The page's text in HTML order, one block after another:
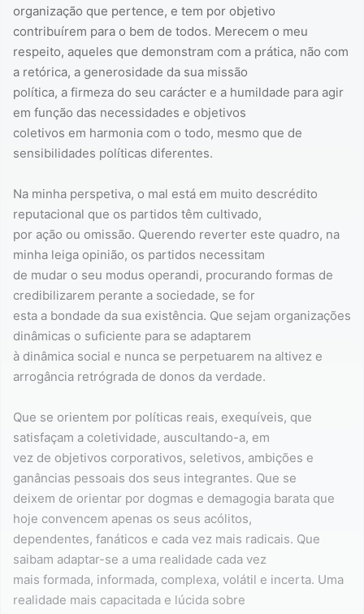
organização que pertence, e tem por objetivo
contribuírem para o bem de todos. Merecem o meu
respeito, aqueles que demonstram com a prática, não com
a retórica, a generosidade da sua missão
política, a firmeza do seu carácter e a humildade para agir
em função das necessidades e objetivos
coletivos em harmonia com o todo, mesmo que de
sensibilidades políticas diferentes.
Na minha perspetiva, o mal está em muito descrédito
reputacional que os partidos têm cultivado,
por ação ou omissão. Querendo reverter este quadro, na
minha leiga opinião, os partidos necessitam
de mudar o seu modus operandi, procurando formas de
credibilizarem perante a sociedade, se for
esta a bondade da sua existência. Que sejam organizações
dinâmicas o suficiente para se adaptarem
à dinâmica social e nunca se perpetuarem na altivez e
arrogância retrógrada de donos da verdade.
Que se orientem por políticas reais, exequíveis, que
satisfaçam a coletividade, auscultando-a, em
vez de objetivos corporativos, seletivos, ambições e
ganâncias pessoais dos seus integrantes. Que se
deixem de orientar por dogmas e demagogia barata que
hoje convencem apenas os seus acólitos,
dependentes, fanáticos e cada vez mais radicais. Que
saibam adaptar-se a uma realidade cada vez
mais formada, informada, complexa, volátil e incerta. Uma
realidade mais capacitada e lúcida sobre